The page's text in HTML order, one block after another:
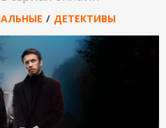
/ ДЕТЕКТИВЫ